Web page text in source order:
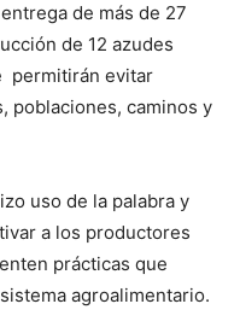
de más de 27
de 12 azudes
permitirán evitar
poblaciones, caminos y
uso de la palabra y
a los productores
prácticas que
agroalimentario.